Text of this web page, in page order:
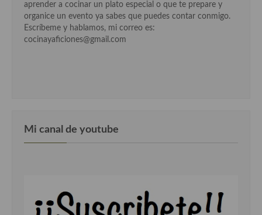
Cocina de Polonia
Cocina de Ucrania
Cocina Holandesa
Cocina Italiana
aprender a cocinar un plato especial o que te prepare y
organice un evento ya sabes que puedes contar conmigo.
Escríbeme y hablamos, mi correo es:
cocinayaficiones@gmail.com
Mi canal de youtube